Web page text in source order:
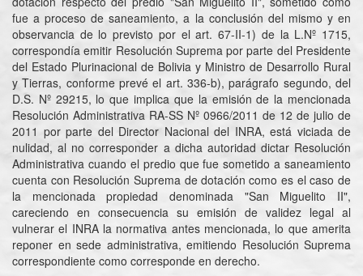
fue a proceso de saneamiento, a la conclusión del mismo y en
observancia de lo previsto por el art. 67-II-1) de la L.Nº 1715,
correspondía emitir Resolución Suprema por parte del Presidente
del Estado Plurinacional de Bolivia y Ministro de Desarrollo Rural
y Tierras, conforme prevé el art. 336-b), parágrafo segundo, del
D.S. Nº 29215, lo que implica que la emisión de la mencionada
Resolución Administrativa RA-SS Nº 0966/2011 de 12 de julio de
2011 por parte del Director Nacional del INRA, está viciada de
nulidad, al no corresponder a dicha autoridad dictar Resolución
Administrativa cuando el predio que fue sometido a saneamiento
cuenta con Resolución Suprema de dotación como es el caso de
la mencionada propiedad denominada "San Miguelito II",
careciendo en consecuencia su emisión de validez legal al
vulnerar el INRA la normativa antes mencionada, lo que amerita
reponer en sede administrativa, emitiendo Resolución Suprema
correspondiente como corresponde en derecho.